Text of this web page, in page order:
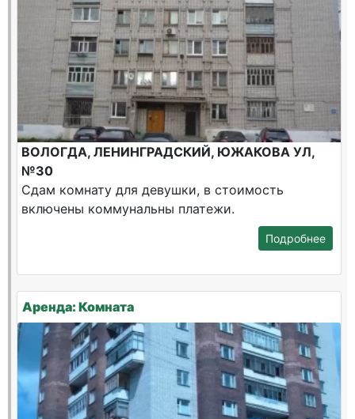
ВОЛОГДА, ЛЕНИНГРАДСКИЙ, ЮЖАКОВА УЛ,
№30
Сдам комнату для девушки, в стоимость
включены коммунальны платежи.
Подробнее
Аренда: Комната